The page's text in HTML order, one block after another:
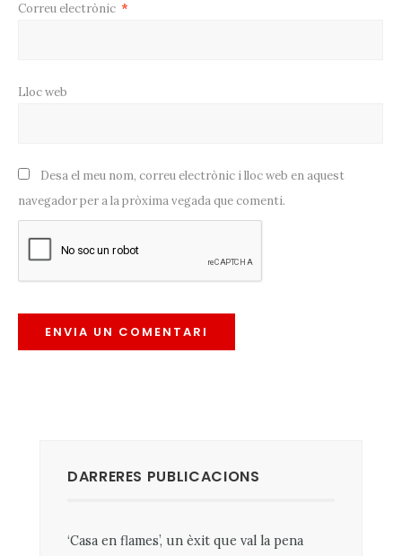
Correu electrònic *
Lloc web
Desa el meu nom, correu electrònic i lloc web en aquest
navegador per a la pròxima vegada que comenti.
DARRERES PUBLICACIONS
‘Casa en flames’, un èxit que val la pena